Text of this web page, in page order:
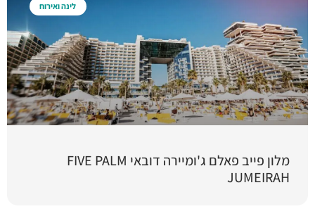
לינה ואירוח
מלון פייב פאלם ג'ומיירה דובאי FIVE PALM
JUMEIRAH